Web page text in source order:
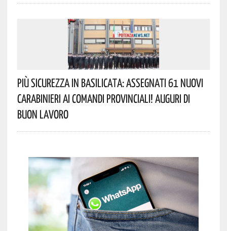
Più Sicurezza In Basilicata: Assegnati 61 Nuovi
Carabinieri Ai Comandi Provinciali! Auguri Di
Buon Lavoro